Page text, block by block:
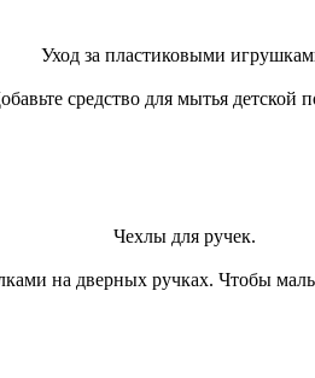
Уход за пластиковыми
средство для мытья детской
Чехлы для ручек.
на дверных ручках. Чтобы